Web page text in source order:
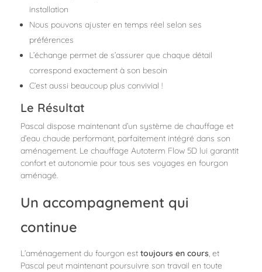
installation
Nous pouvons ajuster en temps réel selon ses
préférences
L’échange permet de s’assurer que chaque détail
correspond exactement à son besoin
C’est aussi beaucoup plus convivial !
Le Résultat
Pascal dispose maintenant d’un système de chauffage et
d’eau chaude performant, parfaitement intégré dans son
aménagement. Le chauffage Autoterm Flow 5D lui garantit
confort et autonomie pour tous ses voyages en fourgon
aménagé.
Un accompagnement qui
continue
L’aménagement du fourgon est toujours en cours, et
Pascal peut maintenant poursuivre son travail en toute